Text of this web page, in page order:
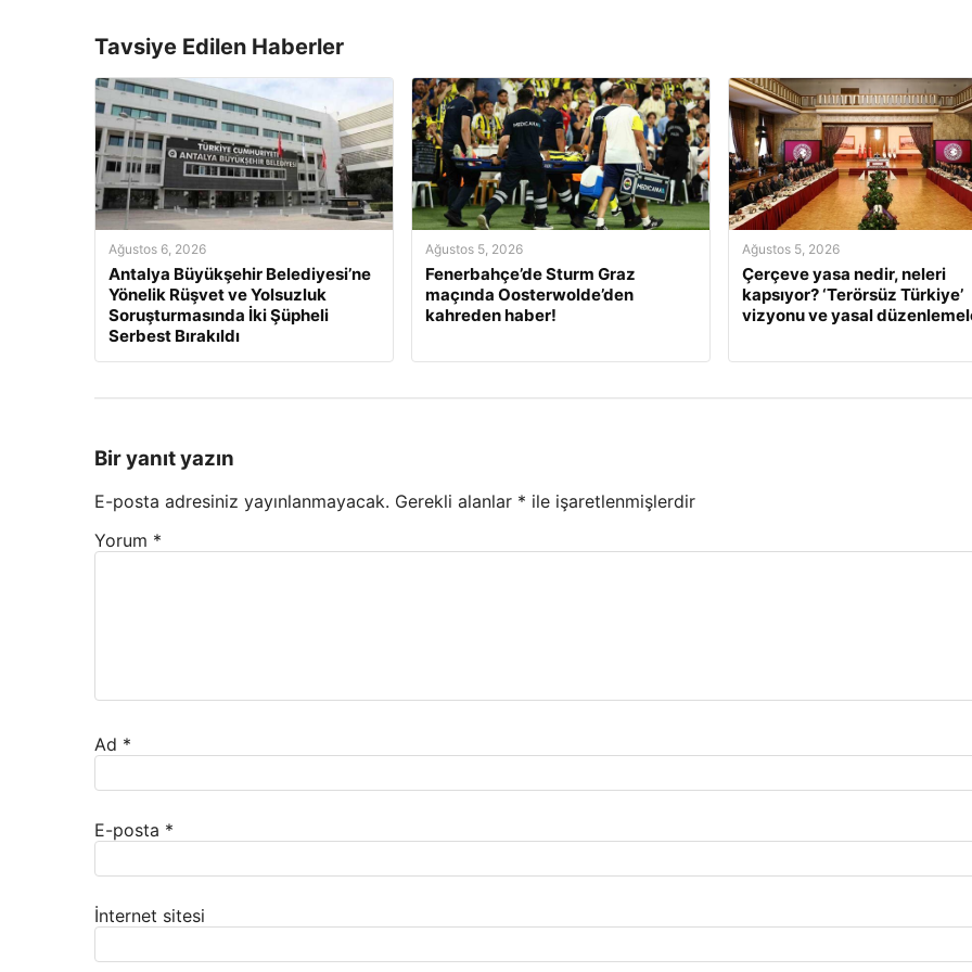
Tavsiye Edilen Haberler
Ağustos 6, 2026
Antalya Büyükşehir Belediyesi’ne
Yönelik Rüşvet ve Yolsuzluk
Soruşturmasında İki Şüpheli
Serbest Bırakıldı
Ağustos 5, 2026
Fenerbahçe’de Sturm Graz
maçında Oosterwolde’den
kahreden haber!
Ağustos 5, 2026
Çerçeve yasa nedir, neleri
kapsıyor? ‘Terörsüz Türkiye’
vizyonu ve yasal
Bir yanıt yazın
E-posta adresiniz yayınlanmayacak. Gerekli alanlar * ile işaretlenmişlerdir
Yorum *
Ad *
E-posta *
İnternet sitesi